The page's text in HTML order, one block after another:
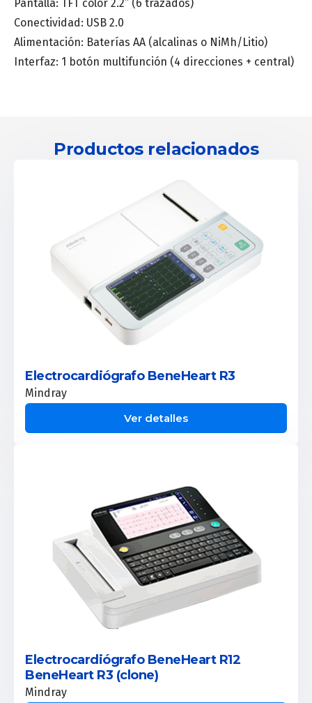
Pantalla: TFT color 2.2’’ (6 trazados)
Conectividad: USB 2.0
Alimentación: Baterías AA (alcalinas o NiMh/Litio)
Interfaz: 1 botón multifunción (4 direcciones + central)
Productos relacionados
Electrocardiógrafo BeneHeart R3
Mindray
Ver detalles
Electrocardiógrafo BeneHeart R12
BeneHeart R3 (clone)
Mindray